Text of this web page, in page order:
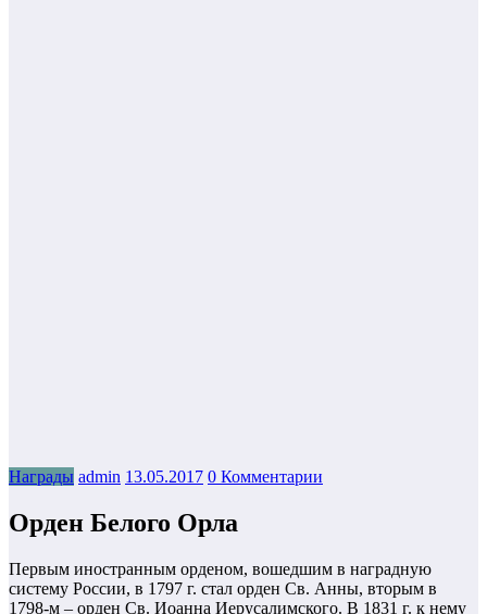
Награды admin 13.05.2017 0 Комментарии
Орден Белого Орла
Первым иностранным орденом, вошедшим в наградную
систему России, в 1797 г. стал орден Св. Анны, вторым в
1798-м – орден Св. Иоанна Иерусалимского. В 1831 г. к нему